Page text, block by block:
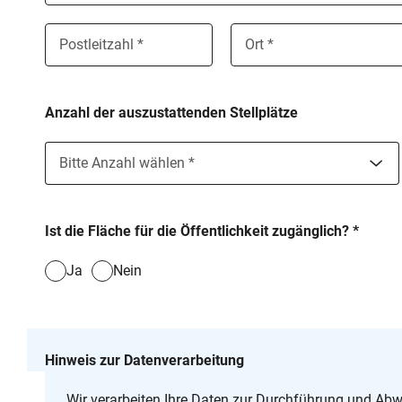
Postleitzahl * Ort *
Anzahl der auszustattenden Stellplätze
Bitte Anzahl wählen *
Ist die Fläche für die Öffentlichkeit zugänglich? *
Ja Nein
Hinweis zur Datenverarbeitung